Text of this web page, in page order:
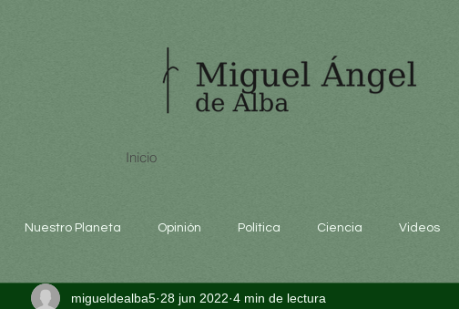
Inicio
Nuestro Planeta Opinión Política Ciencia Videos
y cultura Educación educación
migueldealba5 28 jun 2022 4 min de lectura